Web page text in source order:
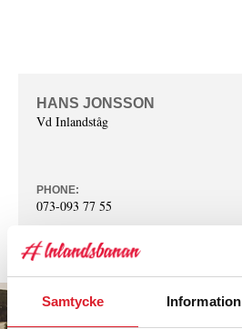
Samtycke Information
HANS JONSSON
Vd Inlandståg
PHONE:
073-093 77 55
hans.jonsson (a) inlandstag.se